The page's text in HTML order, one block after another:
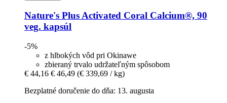
Nature's Plus Activated Coral Calcium®, 90
veg. kapsúl
-5%
z hlbokých vôd pri Okinawe
zbieraný trvalo udržateľným spôsobom
€ 44,16 € 46,49 (€ 339,69 / kg)
Bezplatné doručenie do dňa: 13. augusta